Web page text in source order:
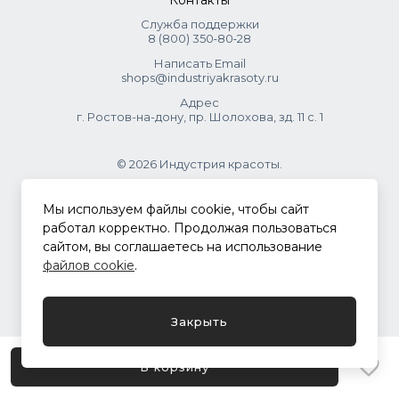
В корзину
Retinyl Palmitate, Bisabolol, Alaria Esculenta Extract,
Caprylic/capric Triglyceride.Служба поддержки
8 (800) 350‑80‑28
Написать Email
shops@industriyakrasoty.ru
Адрес
г. Ростов-на-дону, пр. Шолохова, зд. 11 с. 1
© 2026 Индустрия красоты.
.
Политика конфиденциальности
Мы используем файлы cookie, чтобы сайт
работал корректно. Продолжая пользоваться
сайтом, вы соглашаетесь на использование
файлов cookie.
Закрыть